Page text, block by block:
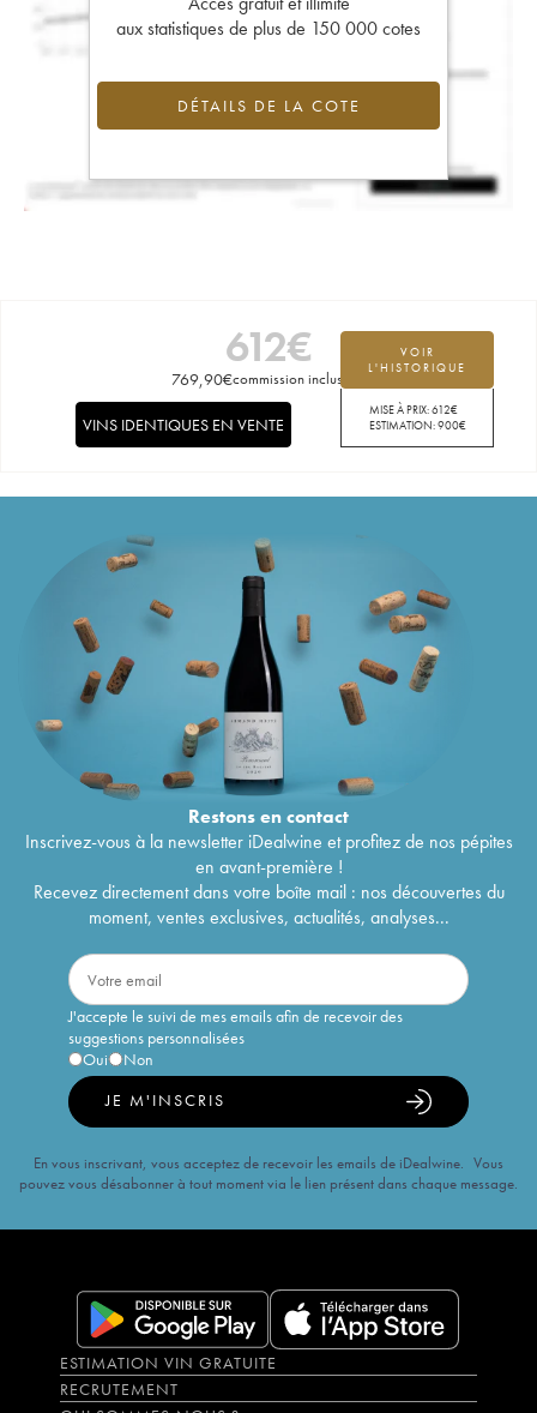
aux statistiques de plus de 150 000 cotes
DÉTAILS DE LA COTE
612€
769,90€commission incluse
VOIR
L'HISTORIQUE
MISE À PRIX:612€
ESTIMATION:900€
VINS IDENTIQUES EN VENTE
Restons encontact
Inscrivez-vous à la newsletter iDealwine et profitez de nos pépites
en avant-première !
Recevez directement dans votre boîte mail : nos découvertes du
moment, ventes exclusives, actualités, analyses...
J'accepte le suivi de mes emails afin de recevoir des
suggestions personnalisées
Oui
Non
JE M'INSCRIS
En vous inscrivant, vous acceptez de recevoir les emails de iDealwine. Vous
pouvez vous désabonner à tout moment via le lien présent dans chaque message.
ESTIMATION VIN GRATUITE
RECRUTEMENT